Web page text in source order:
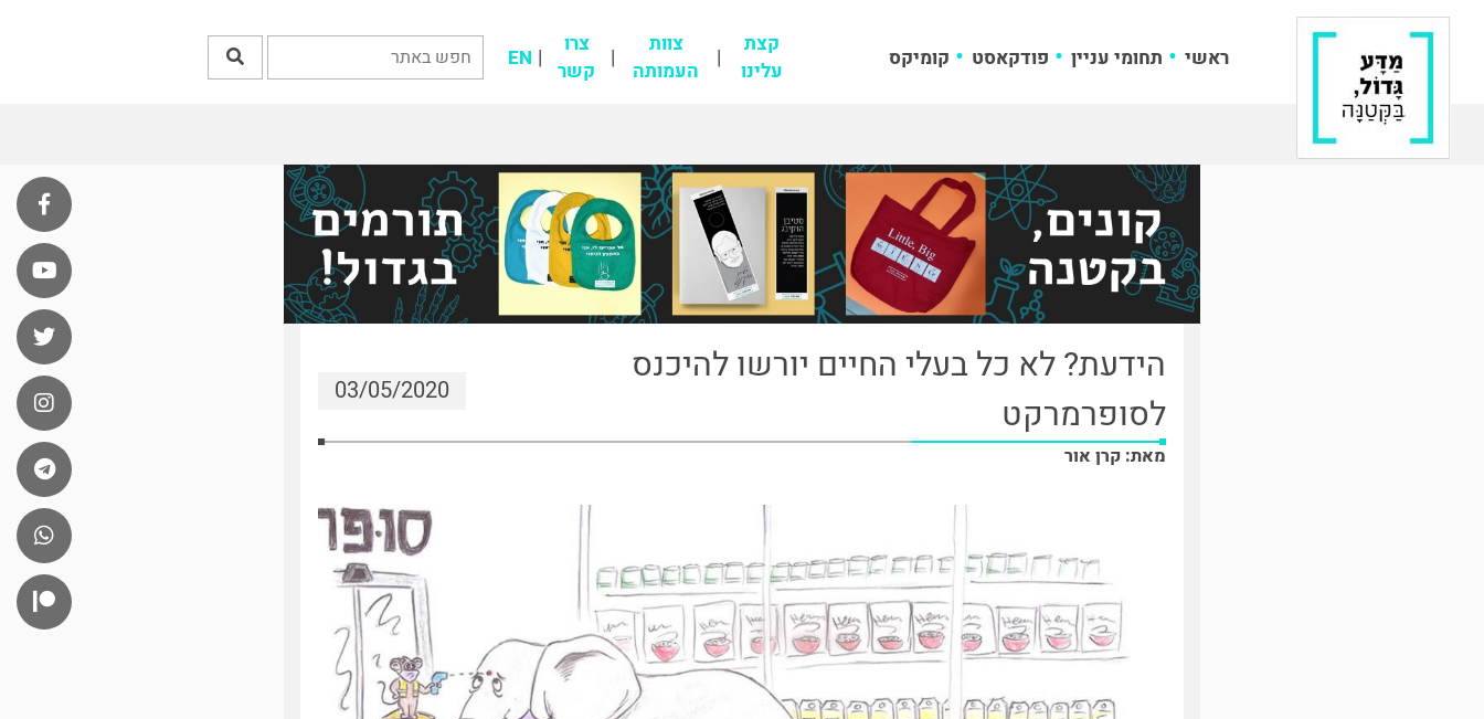
ראשי תחומי עניין פודקאסט קומיקס
קצת
עלינו
צוות
העמותה
צרו
קשר
EN
הידעת? לא כל בעלי החיים יורשו להיכנס
לסופרמרקט
03/05/2020
מאת: קרן אור